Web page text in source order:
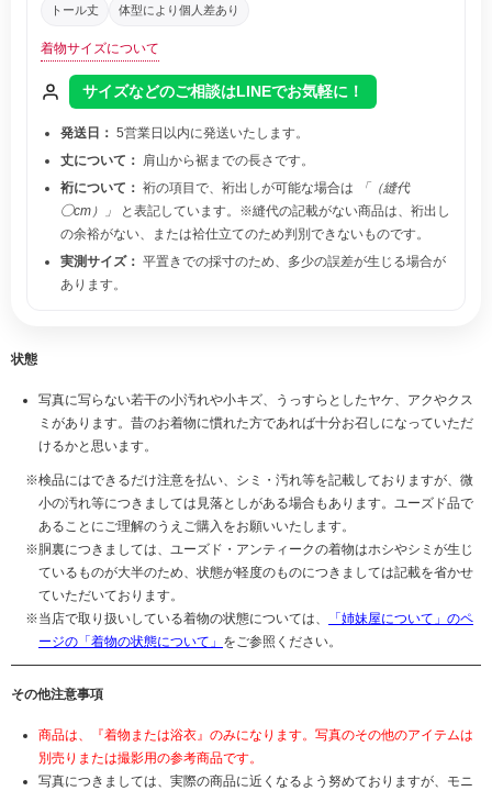
トール丈 体型により個人差あり
着物サイズについて
サイズなどのご相談はLINEでお気軽に！
発送日： 5営業日以内に発送いたします。
丈について： 肩山から裾までの長さです。
裄について： 裄の項目で、裄出しが可能な場合は
「（縫代
◯cm）」
と表記しています。※縫代の記載がない商品は、裄出し
の余裕がない、または袷仕立てのため判別できないものです。
実測サイズ： 平置きでの採寸のため、多少の誤差が生じる場合が
あります。
状態
写真に写らない若干の小汚れや小キズ、うっすらとしたヤケ、アクやクス
ミがあります。昔のお着物に慣れた方であれば十分お召しになっていただ
けるかと思います。
検品にはできるだけ注意を払い、シミ・汚れ等を記載しておりますが、微
小の汚れ等につきましては見落としがある場合もあります。ユーズド品で
あることにご理解のうえご購入をお願いいたします。
胴裏につきましては、ユーズド・アンティークの着物はホシやシミが生じ
ているものが大半のため、状態が軽度のものにつきましては記載を省かせ
ていただいております。
当店で取り扱いしている着物の状態については、
「姉妹屋について」のペ
ージの「着物の状態について」 をご参照ください。
その他注意事項
商品は、『着物または浴衣』のみになります。写真のその他のアイテムは
別売りまたは撮影用の参考商品です。
写真につきましては、実際の商品に近くなるよう努めておりますが、モニ